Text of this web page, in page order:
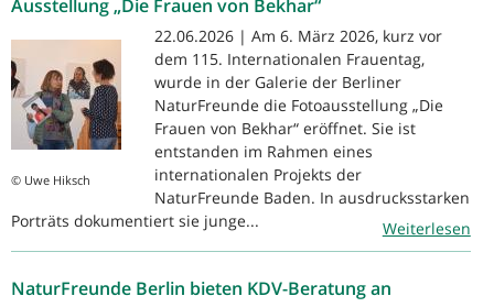
Ausstellung „Die Frauen von Bekhar“
© Uwe Hiksch
22.06.2026 | Am 6. März 2026, kurz vor
dem 115. Internationalen Frauentag,
wurde in der Galerie der Berliner
NaturFreunde die Fotoausstellung „Die
Frauen von Bekhar“ eröffnet. Sie ist
entstanden im Rahmen eines
internationalen Projekts der
NaturFreunde Baden. In ausdrucksstarken
Porträts dokumentiert sie junge...
Weiterlesen
NaturFreunde Berlin bieten KDV-Beratung an